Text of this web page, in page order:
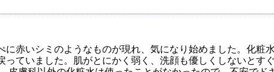
に赤いシミのようなものが現れ、気になり始めました。化粧
っていました。肌がとにかく弱く、洗顔も優しくしないとす